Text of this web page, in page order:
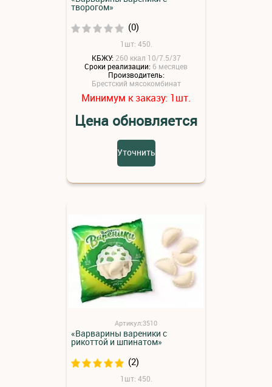
творогом»
(0)
1шт: 450.
КБЖУ: 260 ккал 10/7.5/37
Сроки реализации: 6 месяцев
Производитель:
Брестский мясокомбинат
Минимум к заказу: 1шт.
Цена обновляется
Уточнить
Артикул:3510
«Варварины вареники с
рикоттой и шпинатом»
(2)
1шт: 450.